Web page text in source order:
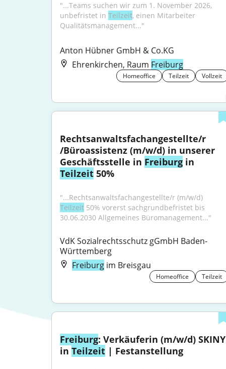
"...Teams suchen wir zum 1. November 2026,
unbefristet in Teilzeit, einen Mitarbeiter
Qualitätsmanagement..."
Anton Hübner GmbH & Co.KG
Ehrenkirchen, Raum Freiburg
Homeoffice Teilzeit Vollzeit
Rechtsanwaltsfachangestellte/r
/Büroassistenz (m/w/d) in unserer
Geschäftsstelle in Freiburg
Teilzeit 50%
Teilzeit 50% vorerst sachgrundbefristet bis
30.06.2030 Allgemeines Büromanagement..."
VdK Sozialrechtsschutz gGmbH Baden-
Württemberg
Freiburg im Breisgau
Homeoffice Teilzeit
Freiburg: Verkäuferin (m/w/d) SKINY
in Teilzeit | Festanstellung